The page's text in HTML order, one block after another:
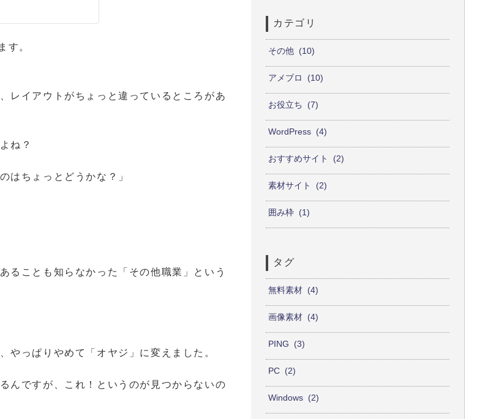
す。
レイアウトがちょっと違っているところがあ
ね？
はちょっとどうかな？」
ることも知らなかった「その他職業」という
やっぱりやめて「オヤジ」に変えました。
んですが、これ！というのが見つからないの
カテゴリ
その他 10
アメブロ 10
お役立ち 7
WordPress 4
おすすめサイト 2
素材サイト 2
囲み枠 1
タグ
無料素材 4
画像素材 4
PING 3
PC 2
Windows 2